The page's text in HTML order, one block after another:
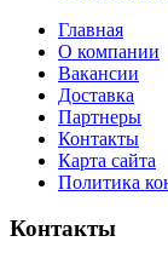
Главная
О компании
Вакансии
Доставка
Партнеры
Контакты
Карта сайта
Политика
Контакты